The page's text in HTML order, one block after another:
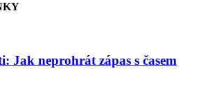
Jak neprohrát zápas s časem